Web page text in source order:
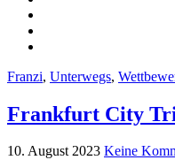
Franzi, Unterwegs,
Frankfurt City
10. August 2023 Keine